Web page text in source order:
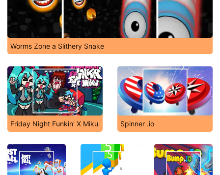
Worms Zone a Slithery Snake
Friday Night Funkin' X Miku Spinner .io